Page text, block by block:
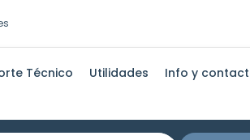
Técnico Utilidades Info y